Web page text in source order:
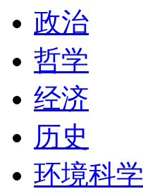
政治
哲学
经济
历史
环境科学